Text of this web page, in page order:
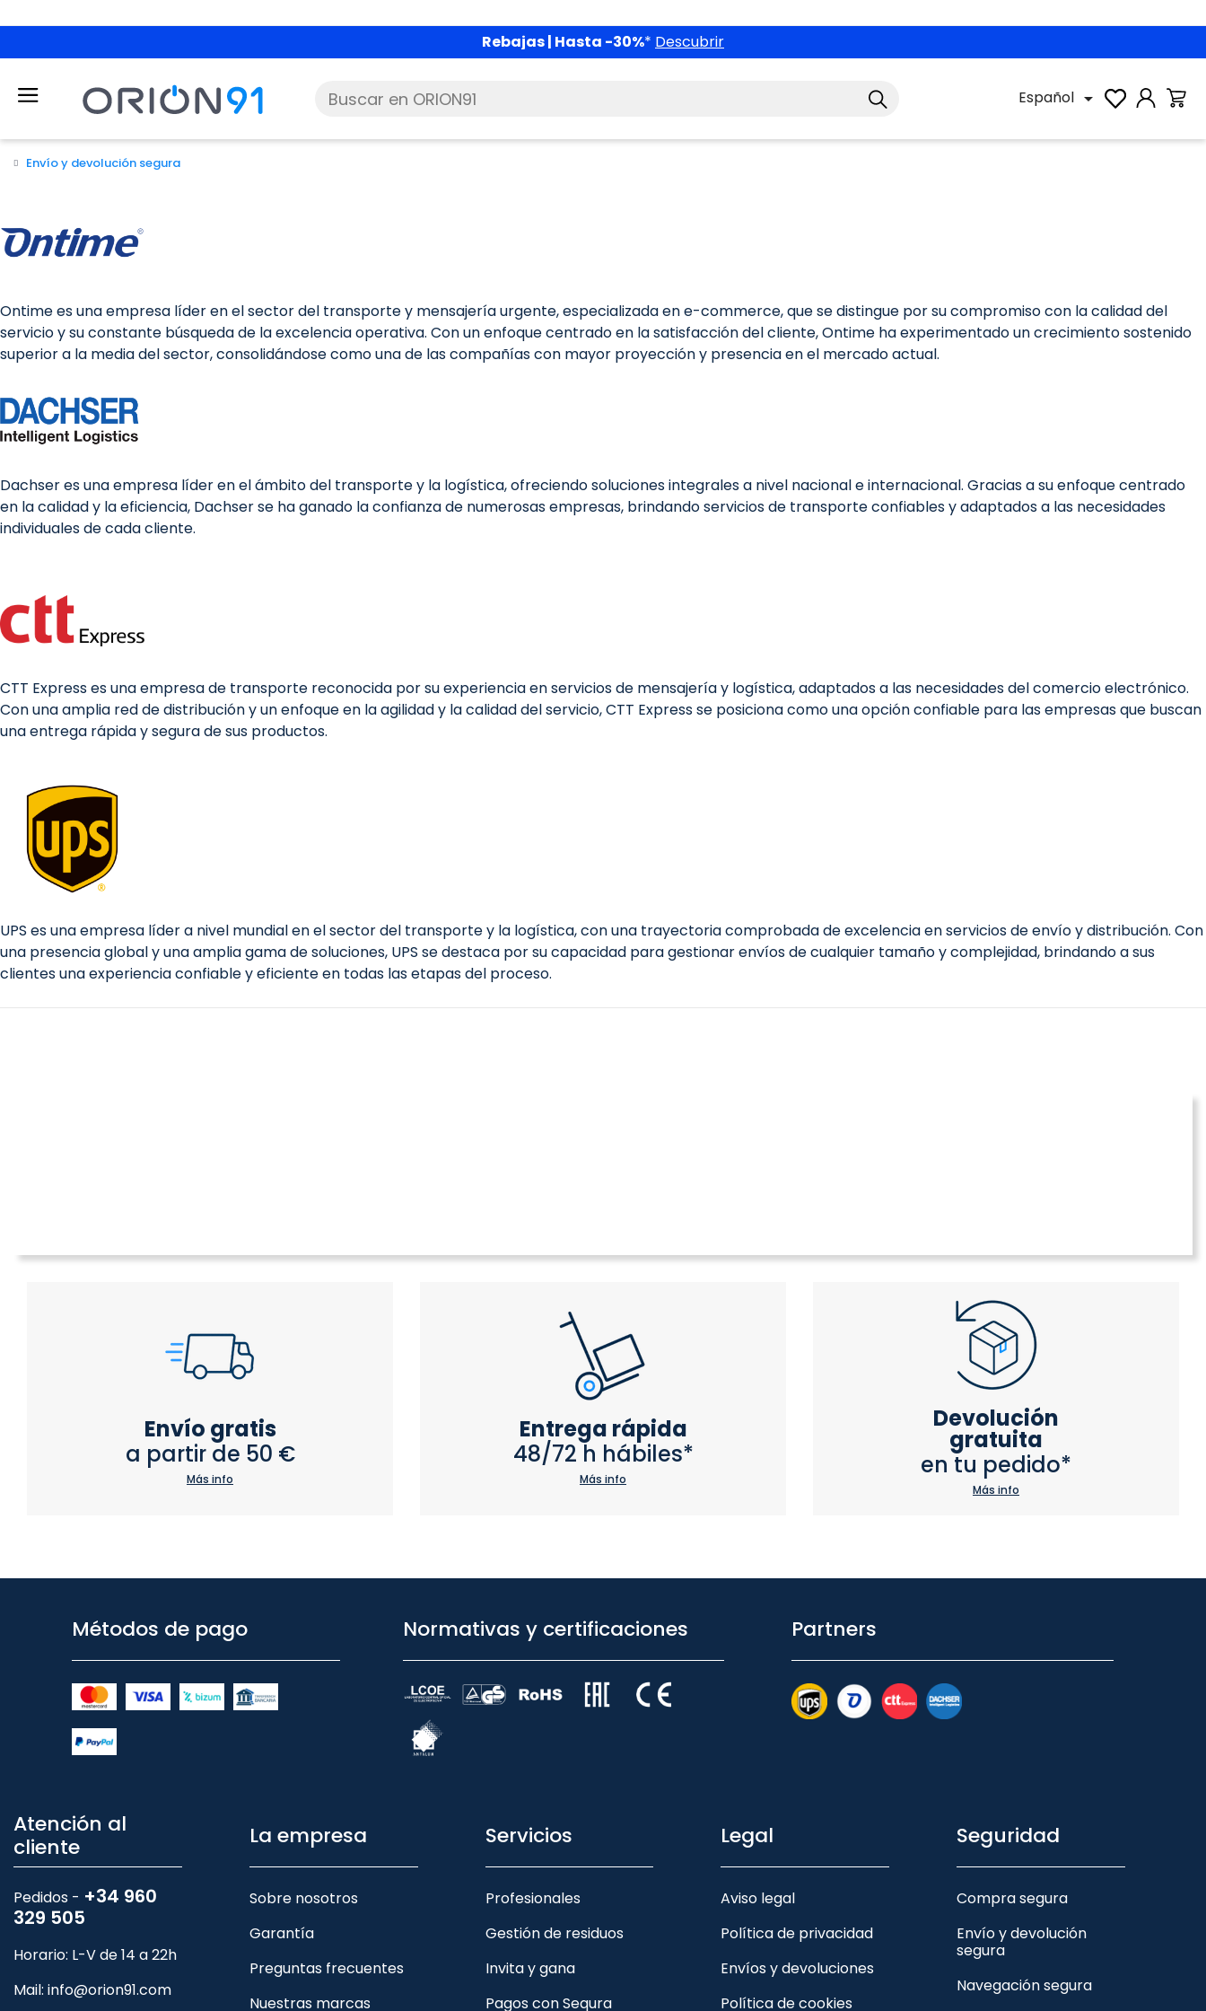
Rebajas | Hasta -30%* Descubrir
Español 
Envío y devolución segura
Ontime es una empresa líder en el sector del transporte y mensajería urgente, especializada en e-commerce, que se distingue por su compromiso con la calidad del
servicio y su constante búsqueda de la excelencia operativa. Con un enfoque centrado en la satisfacción del cliente, Ontime ha experimentado un crecimiento sostenido
superior a la media del sector, consolidándose como una de las compañías con mayor proyección y presencia en el mercado actual.
Dachser es una empresa líder en el ámbito del transporte y la logística, ofreciendo soluciones integrales a nivel nacional e internacional. Gracias a su enfoque centrado
en la calidad y la eficiencia, Dachser se ha ganado la confianza de numerosas empresas, brindando servicios de transporte confiables y adaptados a las necesidades
individuales de cada cliente.
CTT Express es una empresa de transporte reconocida por su experiencia en servicios de mensajería y logística, adaptados a las necesidades del comercio electrónico.
Con una amplia red de distribución y un enfoque en la agilidad y la calidad del servicio, CTT Express se posiciona como una opción confiable para las empresas que buscan
una entrega rápida y segura de sus productos.
UPS es una empresa líder a nivel mundial en el sector del transporte y la logística, con una trayectoria comprobada de excelencia en servicios de envío y distribución. Con
una presencia global y una amplia gama de soluciones, UPS se destaca por su capacidad para gestionar envíos de cualquier tamaño y complejidad, brindando a sus
clientes una experiencia confiable y eficiente en todas las etapas del proceso.
Envío gratis
a partir de 50 €
Más info
Entrega rápida
48/72 h hábiles*
Más info
Devolución
gratuita
en tu pedido*
Más info
Métodos de pago Normativas y certificaciones Partners
Atención al
cliente
Pedidos - +34 960
329 505
Horario: L-V de 14 a 22h
Mail: info@orion91.com
La empresa
Sobre nosotros
Garantía
Preguntas frecuentes
Nuestras marcas
Servicios
Profesionales
Gestión de residuos
Invita y gana
Pagos con Sequra
Legal
Aviso legal
Política de privacidad
Envíos y devoluciones
Política de cookies
Seguridad
Compra segura
Envío y devolución
segura
Navegación segura